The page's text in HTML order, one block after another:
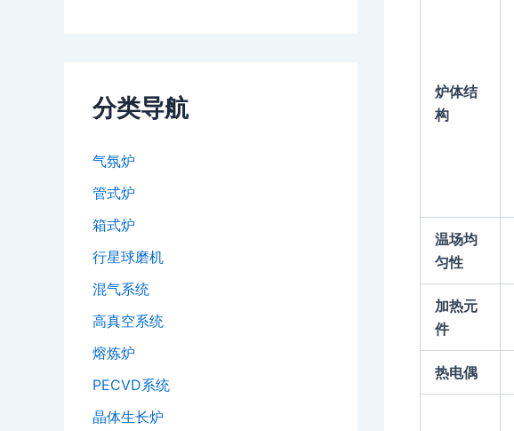
分类导航
气氛炉
管式炉
箱式炉
行星球磨机
混气系统
高真空系统
熔炼炉
PECVD系统
晶体生长炉
炉体结
构
温场均
匀性
加热元
件
热电偶